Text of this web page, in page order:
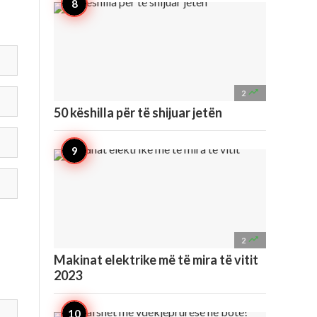
2 
50 këshilla për të shijuar jetën
2 
Makinat elektrike më të mira të vitit
2023